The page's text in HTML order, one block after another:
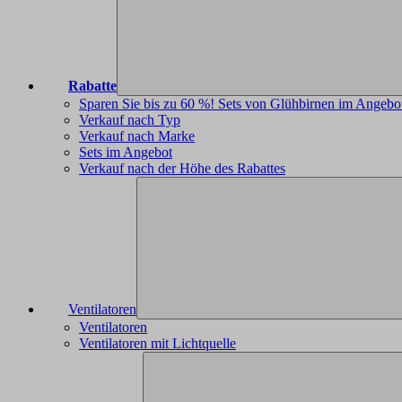
Rabatte
Sparen Sie bis zu 60 %! Sets von Glühbirnen im
Verkauf nach Typ
Verkauf nach Marke
Sets im Angebot
Verkauf nach der Höhe des Rabattes
Ventilatoren
Ventilatoren
Ventilatoren mit Lichtquelle